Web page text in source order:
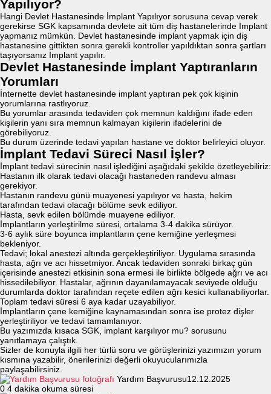
Yapılıyor?
Hangi Devlet Hastanesinde İmplant Yapılıyor sorusuna cevap verek
gerekirse SGK kapsamında devlete ait tüm diş hastanelerinde İmplant
yapmanız mümkün. Devlet hastanesinde implant yapmak için diş
hastanesine gittikten sonra gerekli kontroller yapıldıktan sonra şartları
taşıyorsanız İmplant yapılır.
Devlet Hastanesinde İmplant Yaptıranların
Yorumları
İnternette devlet hastanesinde implant yaptıran pek çok kişinin
yorumlarına rastlıyoruz.
Bu yorumlar arasında tedaviden çok memnun kaldığını ifade eden
kişilerin yanı sıra memnun kalmayan kişilerin ifadelerini de
görebiliyoruz.
Bu durum üzerinde tedavi yapılan hastane ve doktor belirleyici oluyor.
İmplant Tedavi Süreci Nasıl İşler?
İmplant tedavi sürecinin nasıl işlediğini aşağıdaki şekilde özetleyebiliriz:
Hastanın ilk olarak tedavi olacağı hastaneden randevu alması
gerekiyor.
Hastanın randevu günü muayenesi yapılıyor ve hasta, hekim
tarafından tedavi olacağı bölüme sevk ediliyor.
Hasta, sevk edilen bölümde muayene ediliyor.
İmplantların yerleştirilme süresi, ortalama 3-4 dakika sürüyor.
3-6 aylık süre boyunca implantların çene kemiğine yerleşmesi
bekleniyor.
Tedavi; lokal anestezi altında gerçekleştiriliyor. Uygulama sırasında
hasta, ağrı ve acı hissetmiyor. Ancak tedaviden sonraki birkaç gün
içerisinde anestezi etkisinin sona ermesi ile birlikte bölgede ağrı ve acı
hissedilebiliyor. Hastalar, ağrının dayanılamayacak seviyede olduğu
durumlarda doktor tarafından reçete edilen ağrı kesici kullanabiliyorlar.
Toplam tedavi süresi 6 aya kadar uzayabiliyor.
İmplantların çene kemiğine kaynamasından sonra ise protez dişler
yerleştiriliyor ve tedavi tamamlanıyor.
Bu yazımızda kısaca SGK, implant karşılıyor mu? sorusunu
yanıtlamaya çalıştık.
Sizler de konuyla ilgili her türlü soru ve görüşlerinizi yazımızın yorum
kısmına yazabilir, önerilerinizi değerli okuyucularımızla
paylaşabilirsiniz.
Yardım Başvurusu12.12.2025
0 4 dakika okuma süresi